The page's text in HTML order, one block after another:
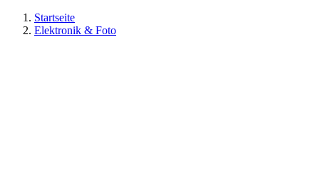
Startseite
Elektronik & Foto